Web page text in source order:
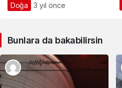
Doğa 3 yıl önce
Bunlara da bakabilirsin